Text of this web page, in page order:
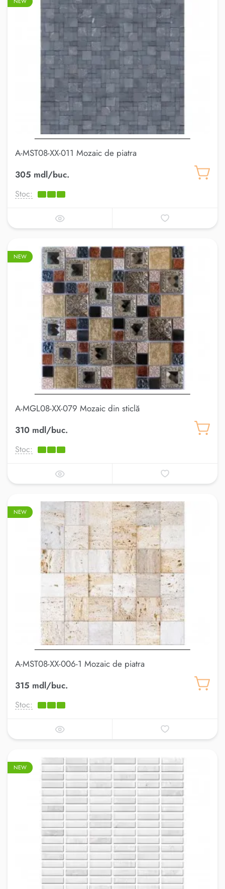
A-MST08-XX-011 Mozaic de piatra
305 mdl/buc.
Stoc:
NEW
A-MGL08-XX-079 Mozaic din sticlă
310 mdl/buc.
Stoc:
NEW
A-MST08-XX-006-1 Mozaic de piatra
315 mdl/buc.
Stoc:
NEW